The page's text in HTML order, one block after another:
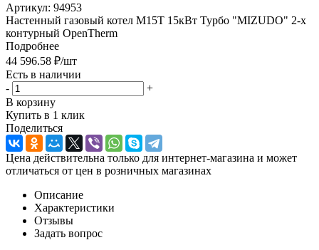
Артикул: 94953
Настенный газовый котел М15Т 15кВт Турбо "MIZUDO" 2-х
контурный OpenTherm
Подробнее
44 596.58 ₽/шт
Есть в наличии
-
+
В корзину
Купить в 1 клик
Поделиться
Цена действительна только для интернет-магазина и может
отличаться от цен в розничных магазинах
Описание
Характеристики
Отзывы
Задать вопрос